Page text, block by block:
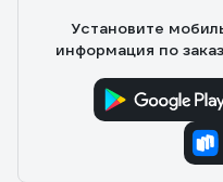
Установите
информация по